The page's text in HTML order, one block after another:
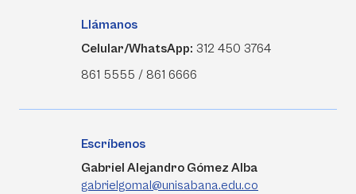
Llámanos
Celular/WhatsApp: 312 450 3764
861 5555 / 861 6666
Escríbenos
Gabriel Alejandro Gómez Alba
gabrielgomal@unisabana.edu.co